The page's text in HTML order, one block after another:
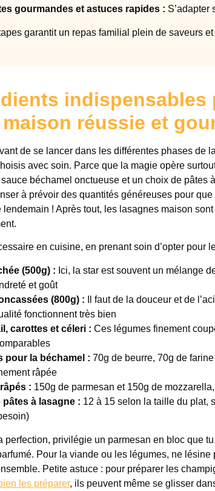
gourmandes et astuces rapides : S’adapter
garantit un repas familial plein de saveurs
indispensables
réussie et
de se lancer dans les différentes phases de
avec soin. Parce que la magie opère
béchamel onctueuse et un choix de pâtes
à prévoir des quantités généreuses pour
lendemain ! Après tout, les lasagnes maison
en cuisine, en prenant soin d’opter pour
(500g) : Ici, la star est souvent un mélange
et goût
(800g) : Il faut de la douceur et de
fonctionnent très bien
carottes et céleri : Ces légumes finement
pour la béchamel : 70g de beurre, 70g de
râpée
: 150g de parmesan et 150g de
pâtes à lasagne : 12 à 15 selon la taille du plat,
perfection, privilégie un parmesan en bloc que
Pour la viande ou les légumes, ne
Petite astuce : pour préparer les
les préparer, ils peuvent même se glisser